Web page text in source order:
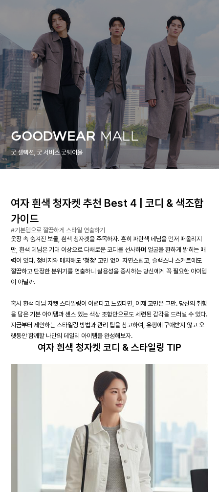
굿 셀렉션, 굿 서비스 굿웨어몰
여자 흰색 청자켓 추천 Best 4 | 코디 & 색조합
가이드
#기본템으로 깔끔하게 스타일 연출하기
옷장 속 숨겨진 보물, 흰색 청자켓을 주목하자. 흔히 파란색 데님을 먼저 떠올리지
만, 흰색 데님은 기대 이상으로 다채로운 코디를 선사하며 얼굴을 환하게 밝히는 매
력이 있다. 청바지와 매치해도 '청청' 고민 없이 자연스럽고, 슬랙스나 스커트에도
깔끔하고 단정한 분위기를 연출하니 실용성을 중시하는 당신에게 꼭 필요한 아이템
이 아닐까.
혹시 흰색 데님 자켓 스타일링이 어렵다고 느꼈다면, 이제 고민은 그만. 당신의 취향
을 담은 기본 아이템과 센스 있는 색상 조합만으로도 세련된 감각을 드러낼 수 있다.
지금부터 제안하는 스타일링 방법과 관리 팁을 참고하여, 유행에 구애받지 않고 오
랫동안 함께할 나만의 데일리 아이템을 완성해보자.
여자 흰색 청자켓 코디 & 스타일링 TIP